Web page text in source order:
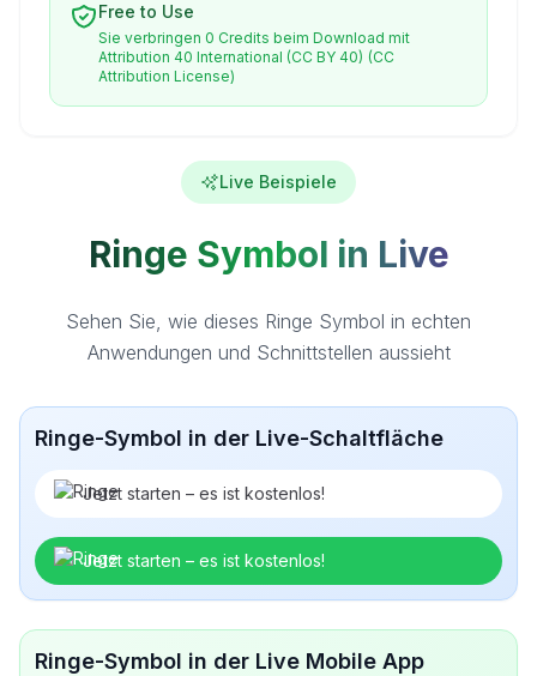
Free to Use
Sie verbringen 0 Credits beim Download mit
Attribution 40 International (CC BY 40) (CC
Attribution License)
Live Beispiele
Ringe Symbol in Live
Sehen Sie, wie dieses Ringe Symbol in echten
Anwendungen und Schnittstellen aussieht
Ringe-Symbol in der Live-Schaltfläche
Jetzt starten – es ist kostenlos!
Jetzt starten – es ist kostenlos!
Ringe-Symbol in der Live Mobile App